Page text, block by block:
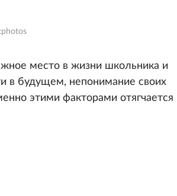
место в жизни школьника и
в будущем, непонимание своих
этими факторами отягчается